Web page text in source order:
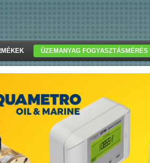
ÜZEMANYAG FOGYASZTÁSMÉRÉS